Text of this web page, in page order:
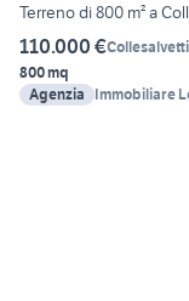
Terreno di 800 m² a
110.000 €Collesalvetti
800 mq
Agenzia
Immobiliare